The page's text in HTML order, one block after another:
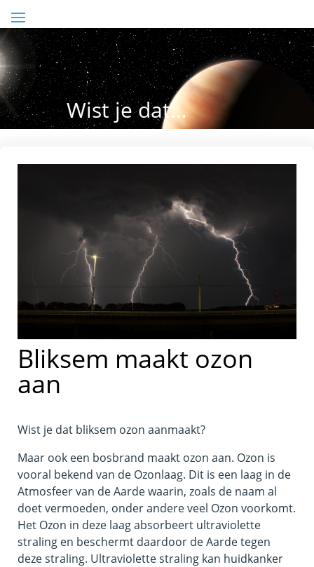
Wist je dat…
Bliksem maakt ozon
aan
Wist je dat bliksem ozon aanmaakt?
Maar ook een bosbrand maakt ozon aan. Ozon is
vooral bekend van de Ozonlaag. Dit is een laag in de
Atmosfeer van de Aarde waarin, zoals de naam al
doet vermoeden, onder andere veel Ozon voorkomt.
Het Ozon in deze laag absorbeert ultraviolette
straling en beschermt daardoor de Aarde tegen
deze straling. Ultraviolette straling kan huidkanker